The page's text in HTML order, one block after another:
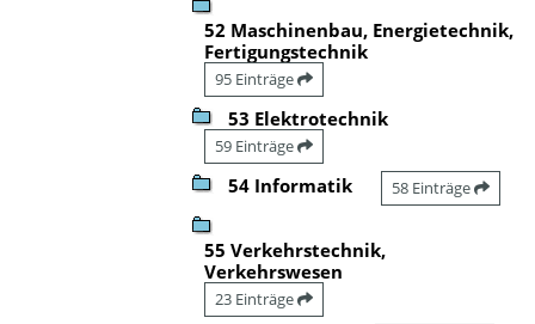
52 Maschinenbau, Energietechnik,
Fertigungstechnik
95 Einträge
53 Elektrotechnik
59 Einträge
54 Informatik 58 Einträge
55 Verkehrstechnik,
Verkehrswesen
23 Einträge